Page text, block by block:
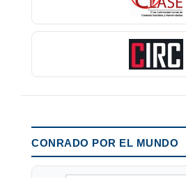
CONRADO POR EL MUNDO